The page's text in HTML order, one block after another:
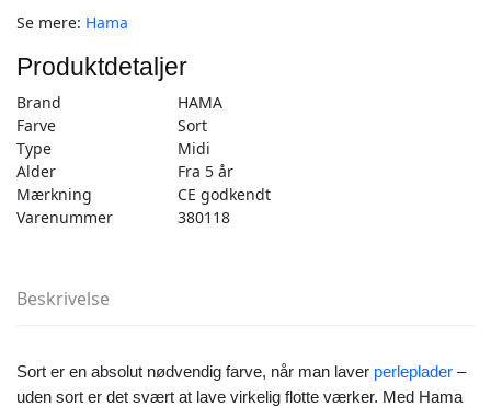
–
(201-
18)
antal
Se mere: Hama
Produktdetaljer
Brand
HAMA
Farve
Sort
Type
Midi
Alder
Fra 5 år
Mærkning
CE godkendt
Varenummer
380118
Beskrivelse
Sort er en absolut nødvendig farve, når man laver perleplader –
uden sort er det svært at lave virkelig flotte værker. Med Hama